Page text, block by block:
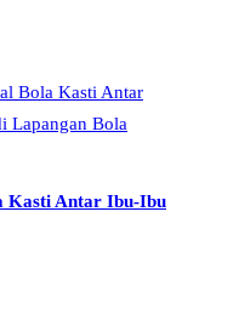
Kasti Antar Ibu-Ibu